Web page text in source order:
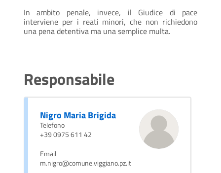
In ambito penale, invece, il Giudice di pace
interviene per i reati minori, che non richiedono
una pena detentiva ma una semplice multa.
Responsabile
Nigro Maria Brigida
Telefono
+39 0975 611 42
Email
m.nigro@comune.viggiano.pz.it